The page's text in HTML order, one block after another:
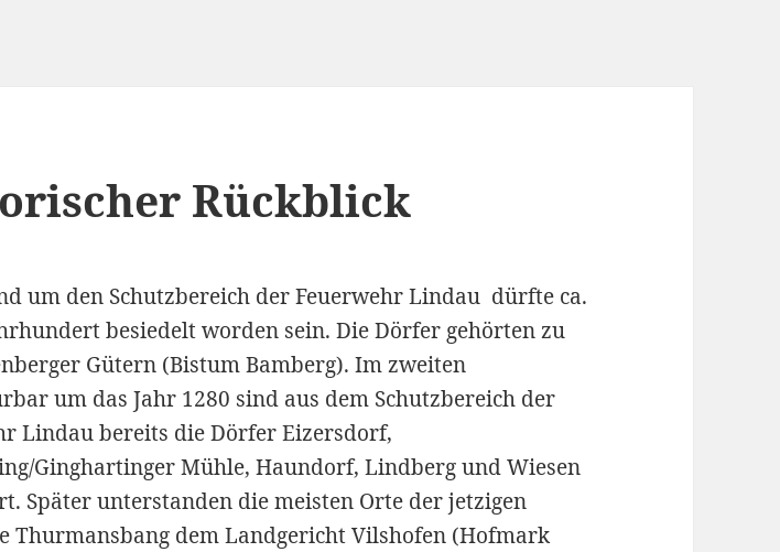
Rückblick
um den Schutzbereich der Feuerwehr Lindau dürfte ca.
besiedelt worden sein. Die Dörfer gehörten zu
Gütern (Bistum Bamberg). Im zweiten
um das Jahr 1280 sind aus dem Schutzbereich der
Lindau bereits die Dörfer Eizersdorf,
Ginghartinger Mühle, Haundorf, Lindberg und Wiesen
Später unterstanden die meisten Orte der jetzigen
Thurmansbang dem Landgericht Vilshofen (Hofmark